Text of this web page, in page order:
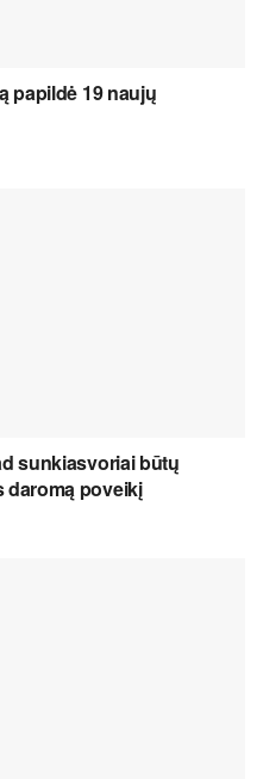
papildė 19 naujų
sunkiasvoriai būtų
daromą poveikį